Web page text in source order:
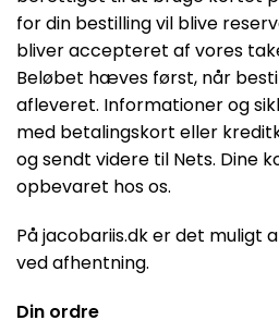
for din bestilling vil blive
bliver accepteret af vores
Beløbet hæves først, når
afleveret. Informationer og
med betalingskort eller
og sendt videre til Nets. Dine
opbevaret hos os.
På jacobariis.dk er det
ved afhentning.
Din ordre